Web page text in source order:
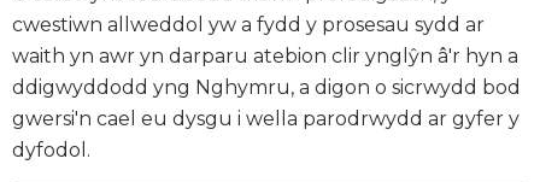
cwestiwn allweddol yw a fydd y prosesau sydd ar
waith yn awr yn darparu atebion clir ynglŷn â'r hyn a
ddigwyddodd yng Nghymru, a digon o sicrwydd bod
gwersi'n cael eu dysgu i wella parodrwydd ar gyfer y
dyfodol.